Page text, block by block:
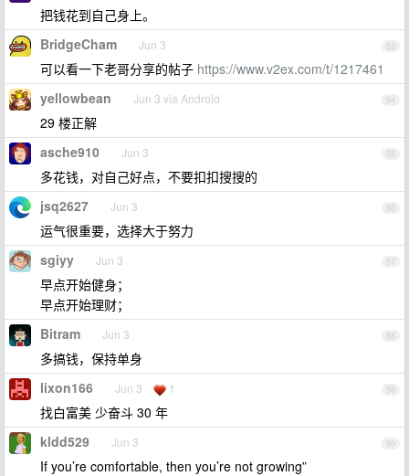
把钱花到自己身上。
53
BridgeCham Jun 3
可以看一下老哥分享的帖子 https://www.v2ex.com/t/1217461
54
yellowbean Jun 3 via Android
29 楼正解
55
asche910 Jun 3
多花钱，对自己好点，不要扣扣搜搜的
56
jsq2627 Jun 3
运气很重要，选择大于努力
57
sgiyy Jun 3
早点开始健身；
早点开始理财；
58
Bitram Jun 3
多搞钱，保持单身
59
lixon166 Jun 3 1
找白富美 少奋斗 30 年
60
kldd529 Jun 3
If you’re comfortable, then you’re not growing”